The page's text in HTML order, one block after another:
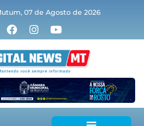
07 de Agosto de 2026